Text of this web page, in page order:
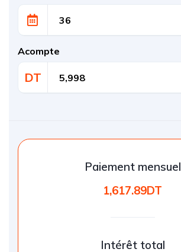
Acompte
DT
Paiement mensuel
1,617.89DT
Intérêt total